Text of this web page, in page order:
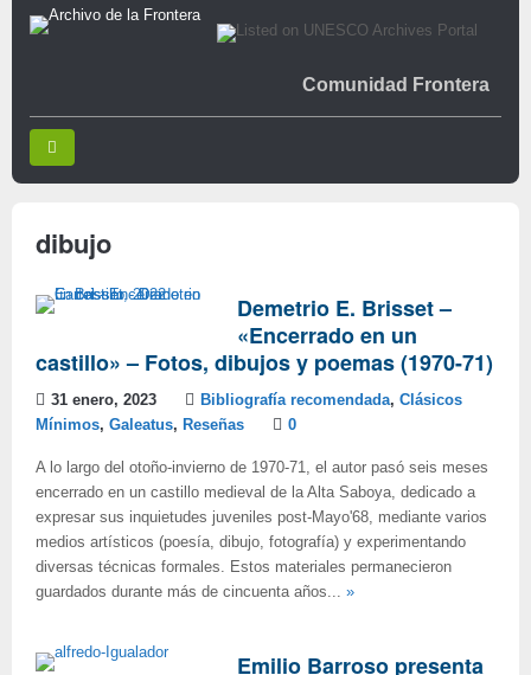
Comunidad Frontera
dibujo
Demetrio E. Brisset –
«Encerrado en un
castillo» – Fotos, dibujos y poemas (1970-71)
31 enero, 2023 Bibliografía recomendada, Clásicos
Mínimos, Galeatus, Reseñas 0
A lo largo del otoño-invierno de 1970-71, el autor pasó seis meses
encerrado en un castillo medieval de la Alta Saboya, dedicado a
expresar sus inquietudes juveniles post-Mayo'68, mediante varios
medios artísticos (poesía, dibujo, fotografía) y experimentando
diversas técnicas formales. Estos materiales permanecieron
guardados durante más de cincuenta años... »
Emilio Barroso presenta